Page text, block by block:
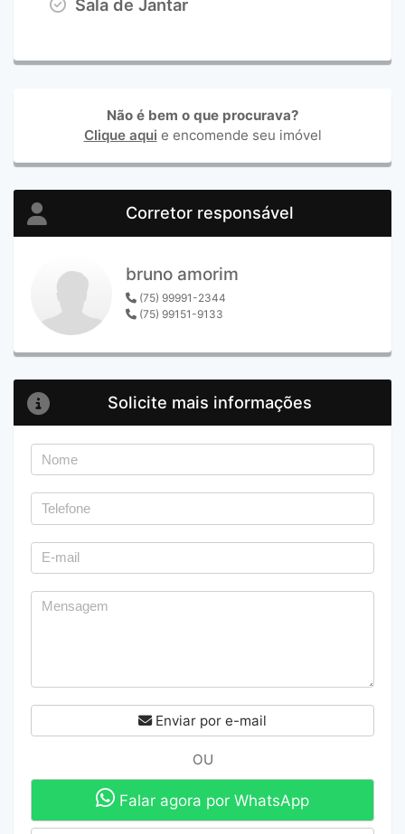
Sala de Jantar
Não é bem o que procurava?
Clique aqui e encomende seu imóvel
Corretor responsável
bruno amorim
(75) 99991-2344
(75) 99151-9133
Solicite mais informações
Enviar por e-mail
OU
Falar agora por WhatsApp